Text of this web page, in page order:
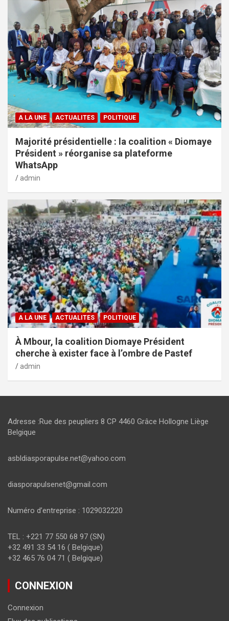
A LA UNE ACTUALITES POLITIQUE
Majorité présidentielle : la coalition « Diomaye
Président » réorganise sa plateforme
WhatsApp
admin
A LA UNE ACTUALITES POLITIQUE
À Mbour, la coalition Diomaye Président
cherche à exister face à l’ombre de Pastef
admin
Adresse :Rue des peupliers 8 CP 4460 Grâce Hollogne Liège
Belgique
asbldiasporapulse.net@yahoo.com
diasporapulsenet@gmail.com
Numéro d’entreprise : 1029032220
TEL : +221 77 550 68 97 (SN)
+32 491 33 54 16 ( Belgique)
+32 465 76 04 71 ( Belgique)
CONNEXION
Connexion